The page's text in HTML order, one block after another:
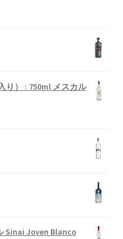
り） : 750ml メスカル
Sinai Joven Blanco